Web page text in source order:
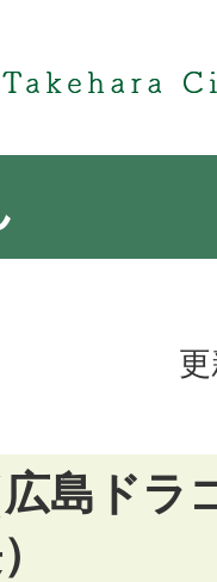
島ドラ